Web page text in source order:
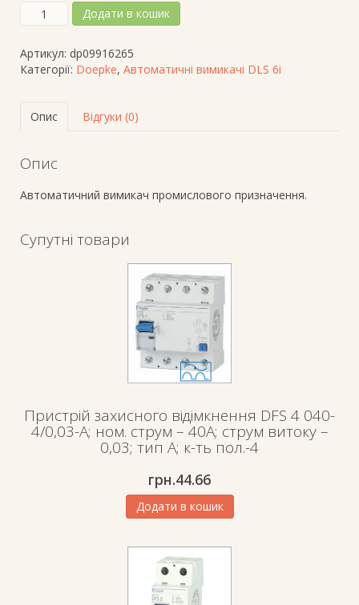
Автоматичний
C25-
2,
спрацюв.-
струм
25А,
ть
пол.-
Додати в кошик
Артикул: dp09916265
Категорії: Doepke, Автоматичні вимикачі DLS 6i
Опис Відгуки (0)
Опис
Автоматичний вимикач промислового призначення.
Супутні товари
Пристрій захисного відімкнення DFS 4 040-
4/0,03-A; ном. струм – 40А; струм витоку –
0,03; тип А; к-ть пол.-4
грн.44.66
Додати в кошик